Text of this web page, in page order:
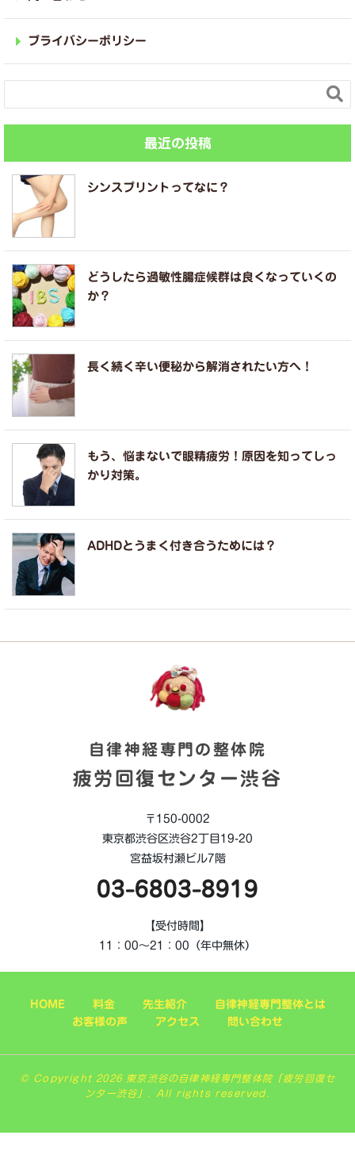
プライバシーポリシー

最近の投稿
シンスプリントってなに？
どうしたら過敏性腸症候群は良くなっていくの
か？
長く続く辛い便秘から解消されたい方へ！
もう、悩まないで眼精疲労！原因を知ってしっ
かり対策。
ADHDとうまく付き合うためには？
自律神経専門の整体院
疲労回復センター渋谷
〒150-0002
東京都渋谷区渋谷2丁目19-20
宮益坂村瀬ビル7階
03-6803-8919
【受付時間】
11：00～21：00（年中無休）
HOME 料金 先生紹介
自律神経専門整体とは
お客様の声
アクセス 問い合わせ
© Copyright 2026 東京渋谷の自律神経専門整体院「疲労回復セ
ンター渋谷」. All rights reserved.